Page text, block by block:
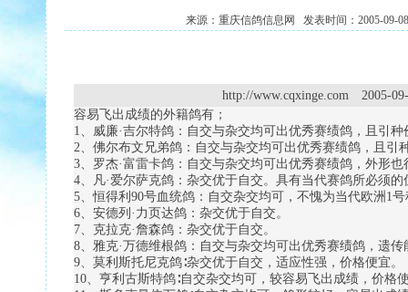
来源：重庆信鸽信息网 发表时间：2005-09-
http://www.cqxinge.com 2005-
容易飞出成绩的外籍鸽有；
1、威廉·吉尔特鸽：自交与杂交均可出优秀赛绩鸽，且引种
2、佛尔布文兄弟鸽：自交与杂交均可出优秀赛绩鸽，且引
3、罗杰·富雷卡鸽：自交与杂交均可出优秀赛绩鸽，外形也
4、凡·爱尔萨克鸽：杂交优于自交。具有当代赛鸽所必须的
5、恒得利90号血统鸽：自交杂交均可，不愧为当代欧洲1
6、安德列·力页达鸽：杂交优于自交。
7、克拉克·詹森鸽：杂交优于自交。
8、雅克·万德维根鸽：自交与杂交均可出优秀赛绩鸽，遗传
9、莫利斯托尼克鸽∶杂交优于自交，适应性强，价格便宜。
10、亨利古斯特鸽∶自交杂交均可，较容易飞出成绩，价格